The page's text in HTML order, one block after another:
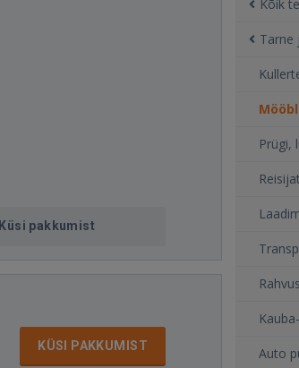
Küsi pakkumist
KÜSI PAKKUMIST
Kõik
Tarne
Prügi,
Auto